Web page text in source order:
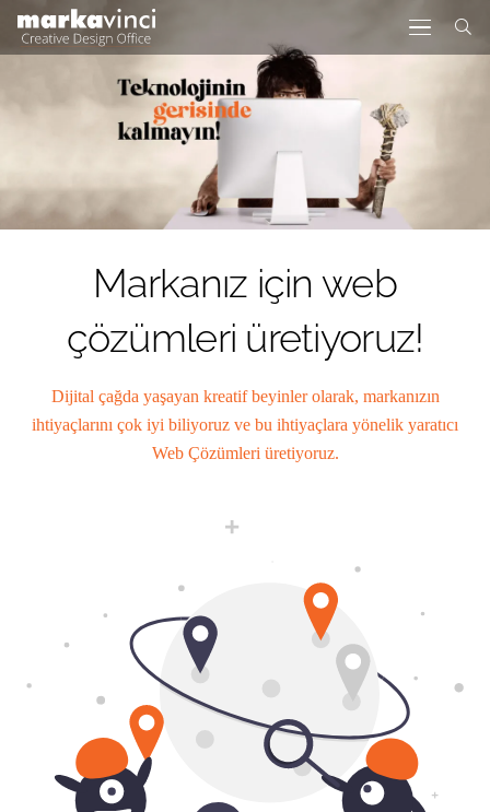
Markanız için web
çözümleri üretiyoruz!
Dijital çağda yaşayan kreatif beyinler olarak, markanızın
ihtiyaçlarını çok iyi biliyoruz ve bu ihtiyaçlara yönelik yaratıcı
Web Çözümleri üretiyoruz.